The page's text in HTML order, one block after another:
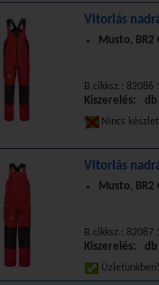
Vitorlás
Musto,
B.cikksz.: 82086
Kiszerelés: db
Nincs
Vitorlás
Musto,
B.cikksz.: 82087
Kiszerelés: db